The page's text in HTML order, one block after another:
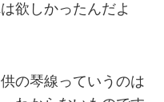
欲しかったんだよ
の琴線っていうのは